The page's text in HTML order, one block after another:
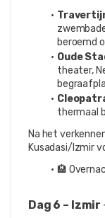
beroemd
Oude
theater,
thermaal
Na het
Kusadasi/Izmir
🏨
Dag 6 –